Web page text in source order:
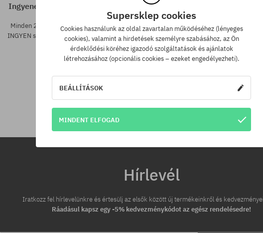
Ingyenes szállítás 25 000 Ft-tól
Minden 25 000 Ft. feletti megrendelést
INGYEN szállítunk GLS átvételi pontokra.
Legjobb ár
A legjobb árak nálunk
véletlenül egy más
megtalálnád a termékünket
áron, akkor csak neked
Hírlevél
Iratkozz fel hírlevelünkre és értesülj az elsők között új termékeinkről és
Ráadásul kapsz egy -5% kedvezménykódot az egész rendelésedre!
Supersklep cookies
Cookies használunk az oldal zavartalan működéséhez (lényeges
cookies), valamint a hirdetések személyre szabásához, az Ön
érdeklődési köréhez igazodó szolgáltatások és ajánlatok
létrehozásához (opcionális cookies – ezeket engedélyezheti).
BEÁLLÍTÁSOK
MINDENT ELFOGAD